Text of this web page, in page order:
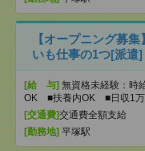
【オープニング募
いも仕事の1つ[派遣]
[給 与] 無資格未経験：
OK ■扶養内OK ■日収1万
[交通費]交通費全額支給
[勤務地] 平塚駅